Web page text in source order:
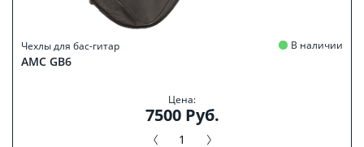
Чехлы для бас-гитар
АМС GB6
В наличии
Цена:
7500 Руб.